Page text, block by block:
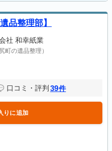
品整理部】
社 和幸紙業
町の遺品整理）
口コミ・評判 39件
りに追加